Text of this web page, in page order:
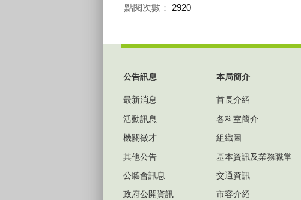
點閱次數： 2920
公告訊息
最新消息
活動訊息
機關徵才
其他公告
公聽會訊息
政府公開資訊
本局簡介
首長介紹
各科室簡介
組織圖
基本資訊及業務職掌
交通資訊
市容介紹